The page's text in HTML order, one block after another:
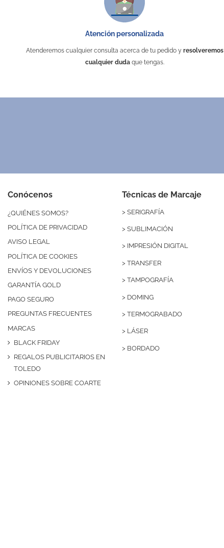
Atención personalizada
Atenderemos cualquier consulta acerca de tu pedido y resolveremos
cualquier dudaque tengas.
Conócenos
¿QUIÉNES SOMOS?
POLÍTICA DE PRIVACIDAD
AVISO LEGAL
POLÍTICA DE COOKIES
ENVÍOS Y DEVOLUCIONES
GARANTÍA GOLD
PAGO SEGURO
PREGUNTAS FRECUENTES
MARCAS
BLACK FRIDAY
REGALOS PUBLICITARIOS EN
TOLEDO
OPINIONES SOBRE COARTE
Técnicas de Marcaje
> SERIGRAFÍA
> SUBLIMACIÓN
> IMPRESIÓN DIGITAL
> TRANSFER
> TAMPOGRAFÍA
> DOMING
> TERMOGRABADO
> LÁSER
> BORDADO